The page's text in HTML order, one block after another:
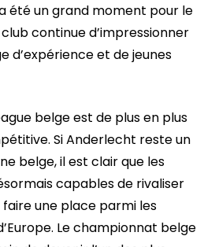
été un grand moment pour le
continue d’impressionner
d’expérience et de jeunes
belge est de plus en plus
Si Anderlecht reste un
belge, il est clair que les
capables de rivaliser
une place parmi les
Le championnat belge